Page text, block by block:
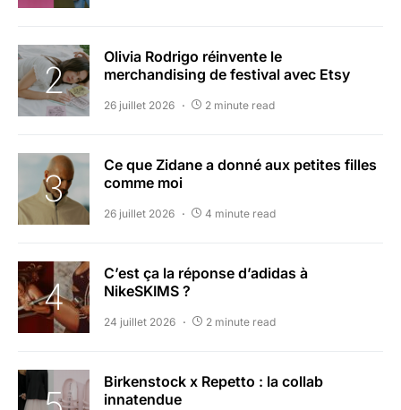
Olivia Rodrigo réinvente le
merchandising de festival avec Etsy
26 juillet 2026 2 minute read
Ce que Zidane a donné aux petites filles
comme moi
26 juillet 2026 4 minute read
C’est ça la réponse d’adidas à
NikeSKIMS ?
24 juillet 2026 2 minute read
Birkenstock x Repetto : la collab
innatendue